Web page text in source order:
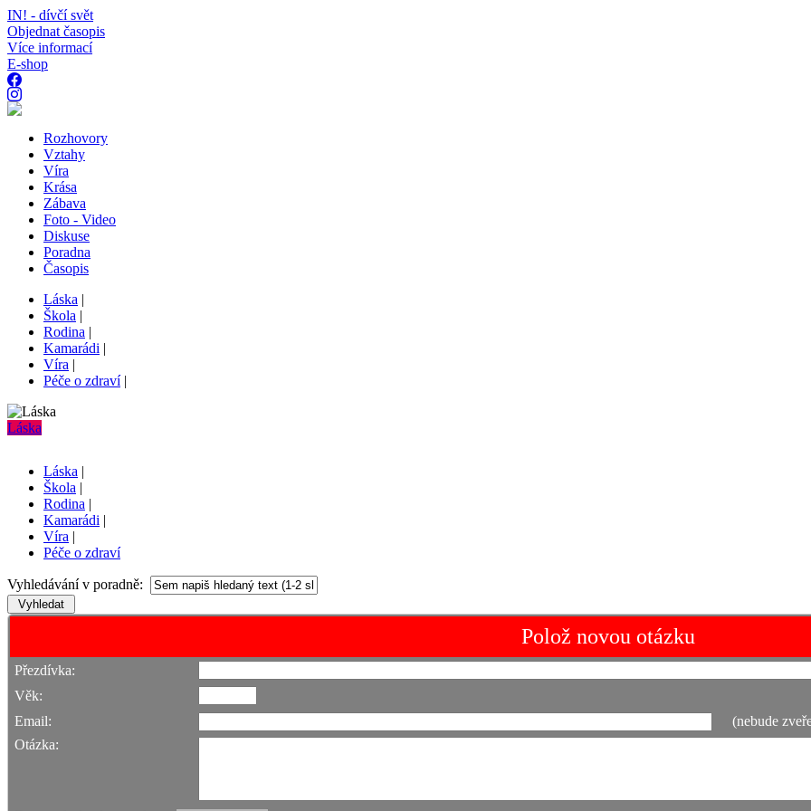
IN! - dívčí svět
Objednat časopis
Více informací
E-shop
Rozhovory
Vztahy
Víra
Krása
Zábava
Foto - Video
Diskuse
Poradna
Časopis
Láska |
Škola |
Rodina |
Kamarádi |
Víra |
Péče o zdraví|
Láska
Láska |
Škola |
Rodina |
Kamarádi |
Víra |
Péče o zdraví
Vyhledávání v poradně:
Polož novou otázku
Přezdívka:
Věk:
Email:
(nebude
Otázka: